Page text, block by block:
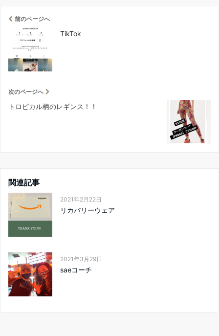
前のページへ
TikTok
次のページへ
トロピカル柄のレギンス！！
関連記事
2021年2月22日
リカバリーウェア
2021年3月29日
saeコーチ